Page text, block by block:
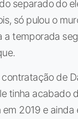
separado do
só pulou o
a temporada
de
tinha acabado
2019 e